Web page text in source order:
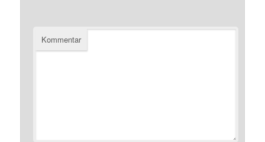
Kommentar